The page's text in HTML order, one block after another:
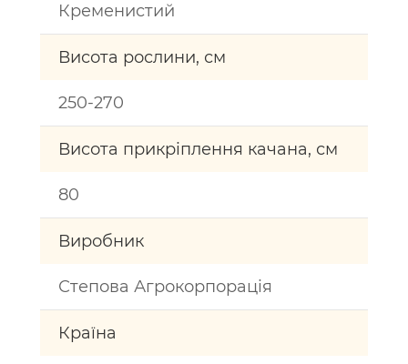
Кременистий
Висота рослини, см
250-270
Висота прикріплення качана, см
80
Виробник
Степова Агрокорпорація
Країна